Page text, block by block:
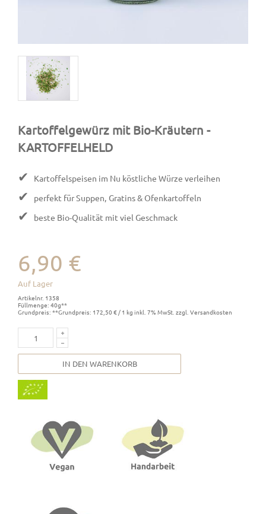
Kartoffelgewürz mit Bio-Kräutern -
KARTOFFELHELD
✔ Kartoffelspeisen im Nu köstliche Würze verleihen
✔ perfekt für Suppen, Gratins & Ofenkartoffeln
✔ beste Bio-Qualität mit viel Geschmack
6,90 €
Auf Lager
Artikelnr. 1358
Füllmenge: 40g**
Grundpreis: **Grundpreis: 172,50 € / 1 kg inkl. 7% MwSt. zzgl. Versandkosten
IN DEN WARENKORB